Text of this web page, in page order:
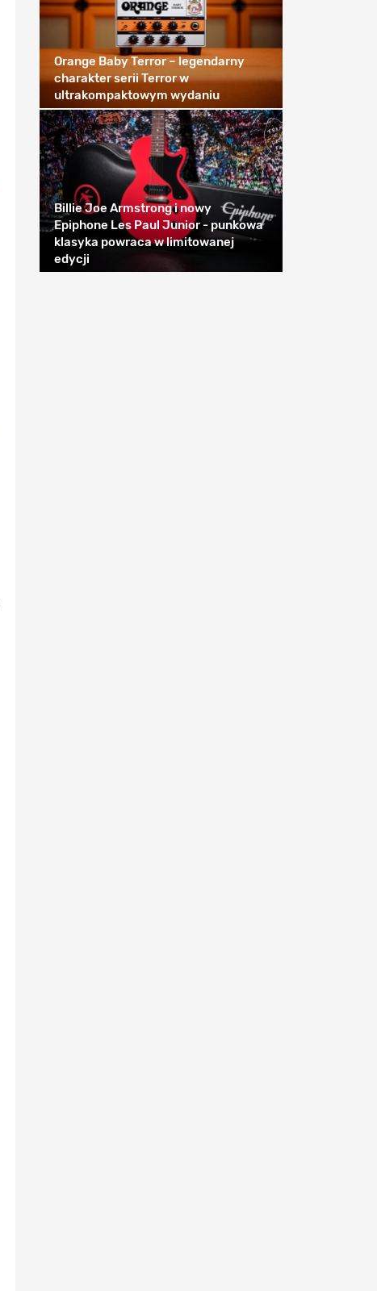
Orange Baby Terror – legendarny
charakter serii Terror w
ultrakompaktowym wydaniu
Billie Joe Armstrong i nowy
Epiphone Les Paul Junior - punkowa
klasyka powraca w limitowanej
edycji